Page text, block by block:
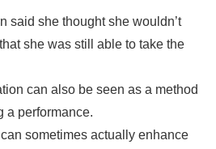
said she thought she wouldn’t
she was still able to take the
can also be seen as a method
a performance.
sometimes actually enhance